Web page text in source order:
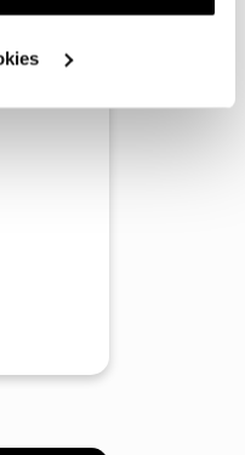
"Configurar